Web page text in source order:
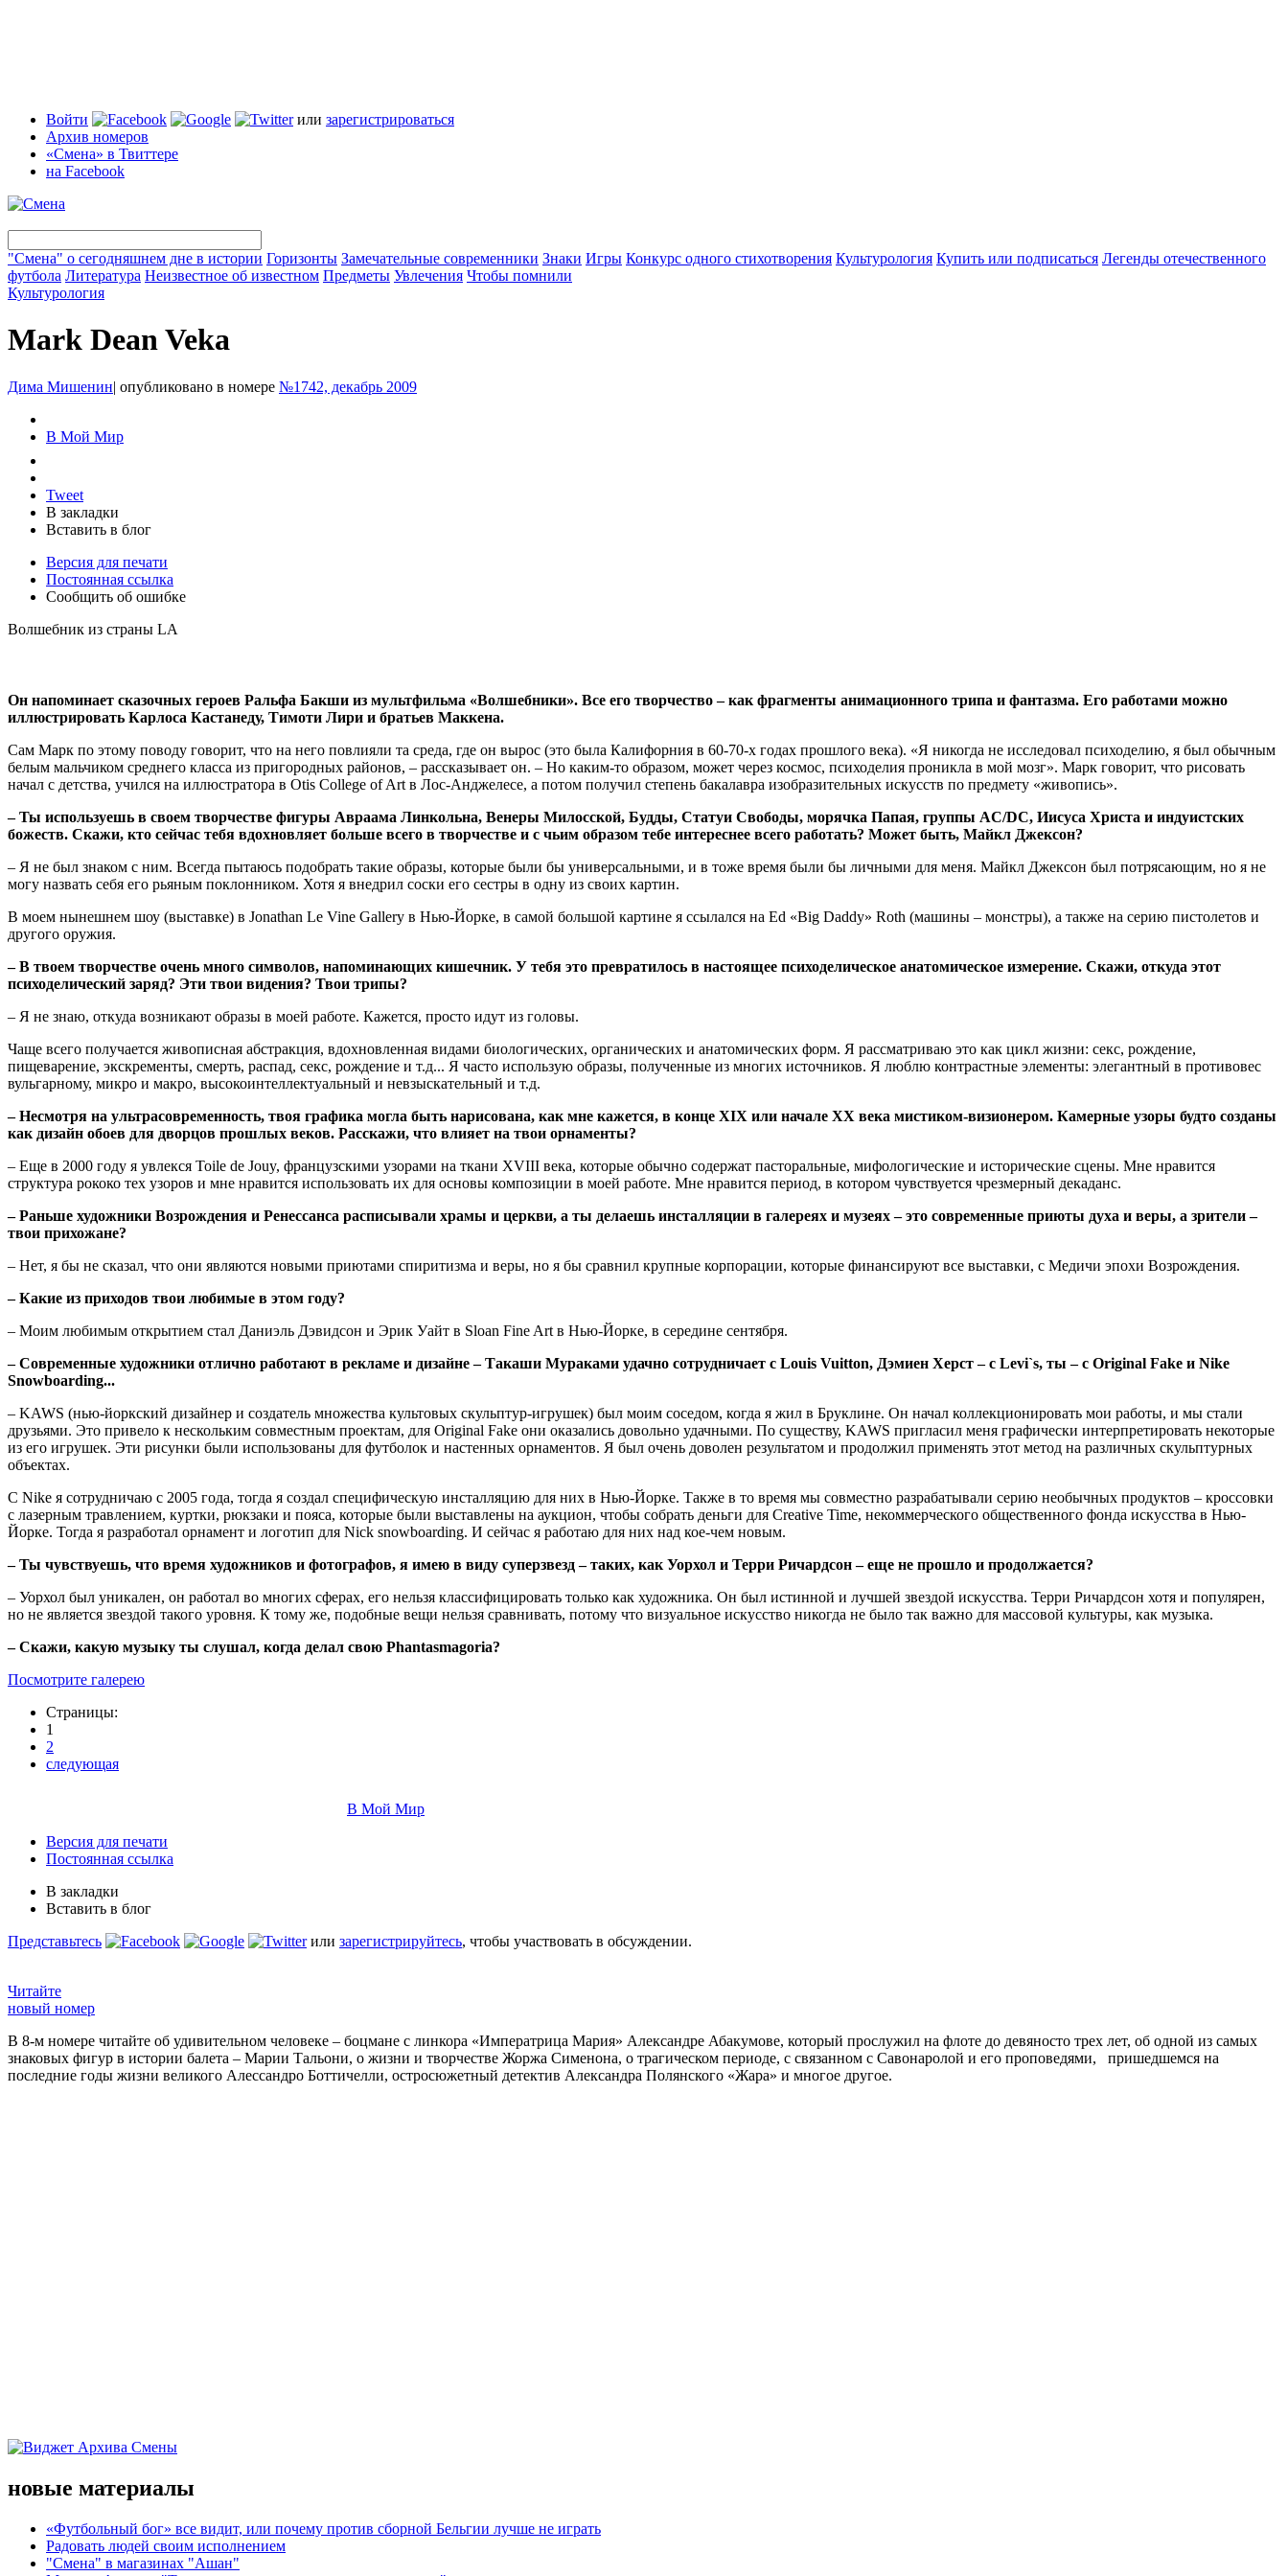
Войти или зарегистрироваться
Архив номеров
«Смена» в Твиттере
на Facebook
"Смена" о сегодняшнем дне в истории Горизонты Замечательные современники Знаки Игры Конкурс одного стихотворения Культурология Купить или подписаться Легенды отечественного
футбола Литература Неизвестное об известном Предметы Увлечения Чтобы помнили
Культурология
Mark Dean Veka
Дима Мишенин| опубликовано в номере №1742, декабрь 2009
В Мой Мир
Tweet
В закладки
Вставить в блог
Версия для печати
Постоянная ссылка
Сообщить об ошибке
Волшебник из страны LA
Он напоминает сказочных героев Ральфа Бакши из мультфильма «Волшебники». Все его творчество – как фрагменты анимационного трипа и фантазма. Его работами можно
иллюстрировать Карлоса Кастанеду, Тимоти Лири и братьев Маккена.
Сам Марк по этому поводу говорит, что на него повлияли та среда, где он вырос (это была Калифорния в 60-70-х годах прошлого века). «Я никогда не исследовал психоделию, я был обычным
белым мальчиком среднего класса из пригородных районов, – рассказывает он. – Но каким-то образом, может через космос, психоделия проникла в мой мозг». Марк говорит, что рисовать
начал с детства, учился на иллюстратора в Otis College of Art в Лос-Анджелесе, а потом получил степень бакалавра изобразительных искусств по предмету «живопись».
– Ты используешь в своем творчестве фигуры Авраама Линкольна, Венеры Милосской, Будды, Статуи Свободы, морячка Папая, группы AC/DC, Иисуса Христа и индуистских
божеств. Скажи, кто сейчас тебя вдохновляет больше всего в творчестве и с чьим образом тебе интереснее всего работать? Может быть, Майкл Джексон?
– Я не был знаком с ним. Всегда пытаюсь подобрать такие образы, которые были бы универсальными, и в тоже время были бы личными для меня. Майкл Джексон был потрясающим, но я не
могу назвать себя его рьяным поклонником. Хотя я внедрил соски его сестры в одну из своих картин.
В моем нынешнем шоу (выставке) в Jonathan Le Vine Gallery в Нью-Йорке, в самой большой картине я ссылался на Ed «Big Daddy» Roth (машины – монстры), а также на серию пистолетов и
другого оружия.
– В твоем творчестве очень много символов, напоминающих кишечник. У тебя это превратилось в настоящее психоделическое анатомическое измерение. Скажи, откуда этот
психоделический заряд? Эти твои видения? Твои трипы?
– Я не знаю, откуда возникают образы в моей работе. Кажется, просто идут из головы.
Чаще всего получается живописная абстракция, вдохновленная видами биологических, органических и анатомических форм. Я рассматриваю это как цикл жизни: секс, рождение,
пищеварение, экскременты, смерть, распад, секс, рождение и т.д... Я часто использую образы, полученные из многих источников. Я люблю контрастные элементы: элегантный в противовес
вульгарному, микро и макро, высокоинтеллектуальный и невзыскательный и т.д.
– Несмотря на ультрасовременность, твоя графика могла быть нарисована, как мне кажется, в конце XIX или начале XX века мистиком-визионером. Камерные узоры будто созданы
как дизайн обоев для дворцов прошлых веков. Расскажи, что влияет на твои орнаменты?
– Еще в 2000 году я увлекся Toile de Jouy, французскими узорами на ткани XVIII века, которые обычно содержат пасторальные, мифологические и исторические сцены. Мне нравится
структура рококо тех узоров и мне нравится использовать их для основы композиции в моей работе. Мне нравится период, в котором чувствуется чрезмерный декаданс.
– Раньше художники Возрождения и Ренессанса расписывали храмы и церкви, а ты делаешь инсталляции в галереях и музеях – это современные приюты духа и веры, а зрители –
твои прихожане?
– Нет, я бы не сказал, что они являются новыми приютами спиритизма и веры, но я бы сравнил крупные корпорации, которые финансируют все выставки, с Медичи эпохи Возрождения.
– Какие из приходов твои любимые в этом году?
– Моим любимым открытием стал Даниэль Дэвидсон и Эрик Уайт в Sloan Fine Art в Нью-Йорке, в середине сентября.
– Современные художники отлично работают в рекламе и дизайне – Такаши Мураками удачно сотрудничает с Louis Vuitton, Дэмиен Херст – с Levi`s, ты – с Original Fake и Nike
Snowboarding...
– KAWS (нью-йоркский дизайнер и создатель множества культовых скульптур-игрушек) был моим соседом, когда я жил в Бруклине. Он начал коллекционировать мои работы, и мы стали
друзьями. Это привело к нескольким совместным проектам, для Original Fake они оказались довольно удачными. По существу, KAWS пригласил меня графически интерпретировать некоторые
из его игрушек. Эти рисунки были использованы для футболок и настенных орнаментов. Я был очень доволен результатом и продолжил применять этот метод на различных скульптурных
объектах.
С Nike я сотрудничаю с 2005 года, тогда я создал специфическую инсталляцию для них в Нью-Йорке. Также в то время мы совместно разрабатывали серию необычных продуктов – кроссовки
с лазерным травлением, куртки, рюкзаки и пояса, которые были выставлены на аукцион, чтобы собрать деньги для Creative Time, некоммерческого общественного фонда искусства в Нью-
Йорке. Тогда я разработал орнамент и логотип для Nick snowboarding. И сейчас я работаю для них над кое-чем новым.
– Ты чувствуешь, что время художников и фотографов, я имею в виду суперзвезд – таких, как Уорхол и Терри Ричардсон – еще не прошло и продолжается?
– Уорхол был уникален, он работал во многих сферах, его нельзя классифицировать только как художника. Он был истинной и лучшей звездой искусства. Терри Ричардсон хотя и популярен,
но не является звездой такого уровня. К тому же, подобные вещи нельзя сравнивать, потому что визуальное искусство никогда не было так важно для массовой культуры, как музыка.
– Скажи, какую музыку ты слушал, когда делал свою Phantasmagoria?
Посмотрите галерею
Страницы:
1
2
следующая
В Мой Мир
Версия для печати
Постоянная ссылка
В закладки
Вставить в блог
Представьтесь
или зарегистрируйтесь, чтобы участвовать в обсуждении.
Читайте
новый номер
В 8-м номере читайте об удивительном человеке – боцмане с линкора «Императрица Мария» Александре Абакумове, который прослужил на флоте до девяносто трех лет, об одной из самых
знаковых фигур в истории балета – Марии Тальони, о жизни и творчестве Жоржа Сименона, о трагическом периоде, с связанном с Савонаролой и его проповедями, пришедшемся на
последние годы жизни великого Алессандро Боттичелли, остросюжетный детектив Александра Полянского «Жара» и многое другое.
новые материалы
«Футбольный бог» все видит, или почему против сборной Бельгии лучше не играть
Радовать людей своим исполнением
"Смена" в магазинах "Ашан"